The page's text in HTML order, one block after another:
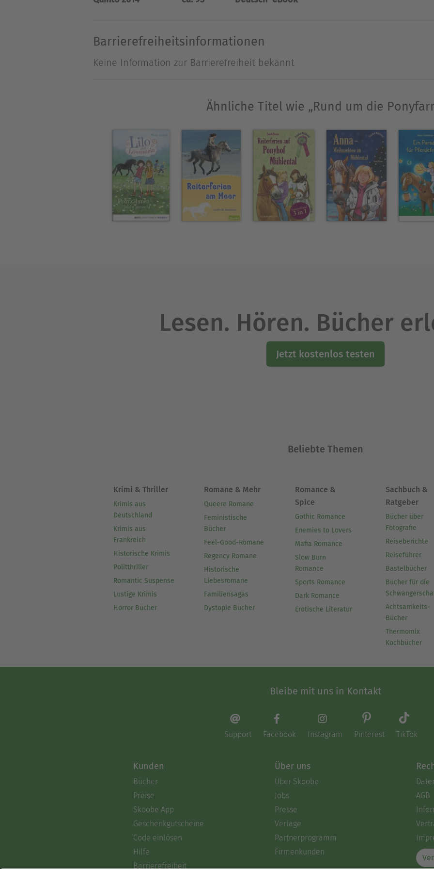
gelegt?
Barrierefreiheitsinformationen
Keine Information zur Barrierefreiheit bekannt
Ähnliche Titel wie „Rund um die
Lesen. Hören. Bücher
Jetzt kostenlos testen
Beliebte Themen
Krimi & Thriller
Krimis aus
Deutschland
Krimis aus
Frankreich
Historische Krimis
Politthriller
Romantic Suspense
Lustige Krimis
Horror Bücher
Romane & Mehr
Queere Romane
Feministische
Bücher
Feel-Good-Romane
Regency Romane
Historische
Liebesromane
Familiensagas
Dystopie Bücher
Romance &
Spice
Gothic Romance
Enemies to Lovers
Mafia Romance
Slow Burn
Romance
Sports Romance
Dark Romance
Erotische Literatur
Sachbuch &
Ratgeber
Bücher über
Fotografie
Reiseberichte
Reiseführer
Bastelbücher
Bücher für die
Achtsamkeits-
Bücher
Thermomix
Kochbücher
Bleibe mit uns in Kontakt
Support Facebook Instagram Pinterest TikTok
Kunden
Bücher
Preise
Skoobe App
Geschenkgutscheine
Code einlösen
Hilfe
Barrierefreiheit
Über uns
Über Skoobe
Jobs
Presse
Verlage
Partnerprogramm
Firmenkunden
AGB